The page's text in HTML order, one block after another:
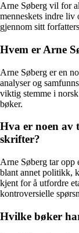
Arne Søberg vil for
menneskets indre liv
gjennom sitt
Hvem er Arne
Arne Søberg er en
analyser og
viktig stemme i
bøker.
Hva er noen av
skrifter?
Arne Søberg tar opp
blant annet politikk,
kjent for å utfordre
kontroversielle
Hvilke bøker